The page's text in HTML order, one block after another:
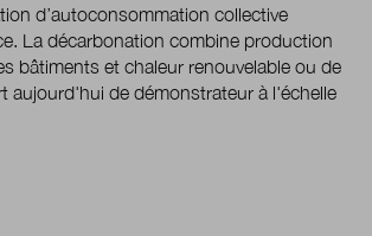
d’autoconsommation collective
La décarbonation combine production
bâtiments et chaleur renouvelable ou de
aujourd'hui de démonstrateur à l'échelle